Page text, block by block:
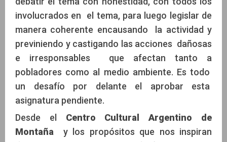
involucrados en el tema, para luego legislar de
manera coherente encausando la actividad y
previniendo y castigando las acciones dañosas
e irresponsables que afectan tanto a
pobladores como al medio ambiente. Es todo
un desafío por delante el aprobar esta
asignatura pendiente.
Desde el Centro Cultural Argentino de
Montaña
y los propósitos que nos inspiran